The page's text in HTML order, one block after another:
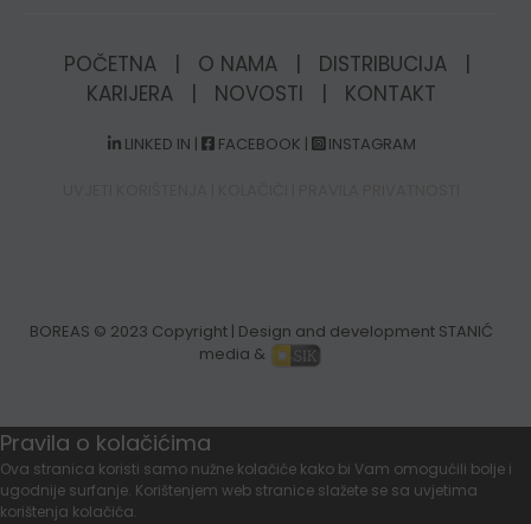
POČETNA | O NAMA | DISTRIBUCIJA
|
KARIJERA
| NOVOSTI | KONTAKT
LINKED IN | FACEBOOK | INSTAGRAM
BOREAS © 2023 Copyright | Design and development STANIĆ
media &
Pravila o kolačićima
Ova stranica koristi samo nužne kolačiće kako bi Vam omogućili bolje i
ugodnije surfanje. Korištenjem web stranice slažete se sa uvjetima
korištenja kolačića.